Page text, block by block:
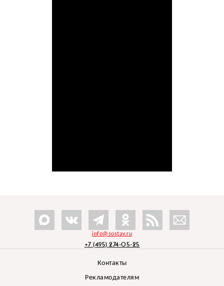
info@sostav.ru
+7 (495) 274-05-25
Контакты
Рекламодателям